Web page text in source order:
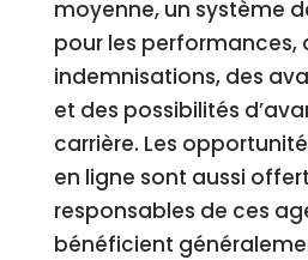
moyenne, un système
pour les performances,
indemnisations, des
et des possibilités
carrière. Les
en ligne sont aussi
responsables de ces
bénéficient